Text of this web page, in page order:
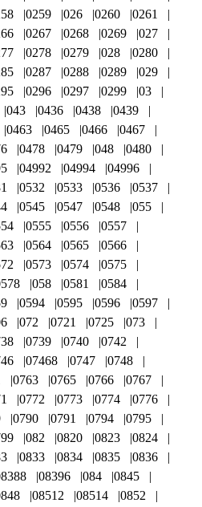
0259 026 0260
0261
0267 0268 0269
027
0278 0279 028
0280
0287 0288 0289
029
0296 0297 0299
03
043 0436 0438
0439
0463 0465 0466
0467
0478 0479 048
0480
04992 04994
04996
0532 0533 0536
0537
0545 0547 0548
055
0555 0556
0557
0564 0565
0566
0573 0574
0575
058 0581
0584
0594 0595 0596
0597
072 0721 0725
073
0739 0740
0742
07468 0747
0748
0763 0765 0766
0767
0772 0773 0774
0776
0790 0791 0794
0795
082 0820 0823
0824
0833 0834 0835
0836
08396 084
0845
08512 08514
0852